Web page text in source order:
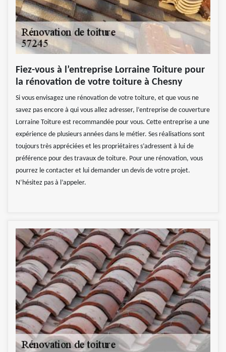
Fiez-vous à l’entreprise Lorraine Toiture pour
la rénovation de votre toiture à Chesny
Si vous envisagez une rénovation de votre toiture, et que vous ne
savez pas encore à qui vous allez adresser, l’entreprise de couverture
Lorraine Toiture est recommandée pour vous. Cette entreprise a une
expérience de plusieurs années dans le métier. Ses réalisations sont
toujours très appréciées et les propriétaires s’adressent à lui de
préférence pour des travaux de toiture. Pour une rénovation, vous
pourrez le contacter et lui demander un devis de votre projet.
N’hésitez pas à l’appeler.